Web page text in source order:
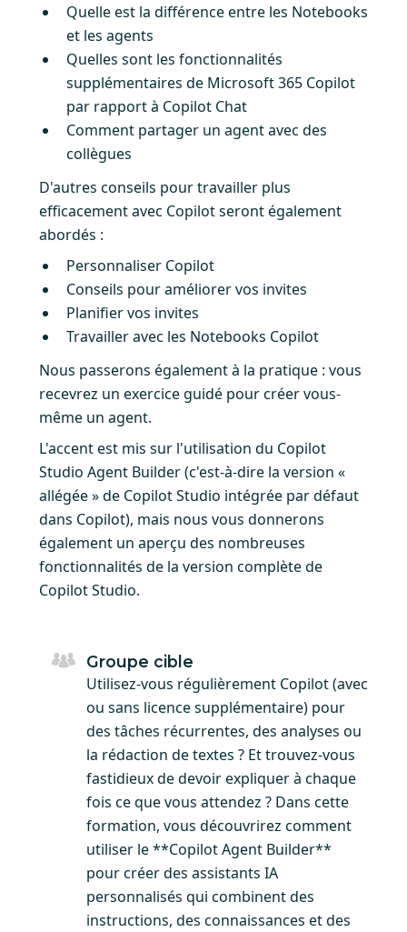
Quelle est la différence entre les Notebooks
et les agents
Quelles sont les fonctionnalités
supplémentaires de Microsoft 365 Copilot
par rapport à Copilot Chat
Comment partager un agent avec des
collègues
D'autres conseils pour travailler plus
efficacement avec Copilot seront également
abordés :
Personnaliser Copilot
Conseils pour améliorer vos invites
Planifier vos invites
Travailler avec les Notebooks Copilot
Nous passerons également à la pratique : vous
recevrez un exercice guidé pour créer vous-
même un agent.
L'accent est mis sur l'utilisation du Copilot
Studio Agent Builder (c'est-à-dire la version «
allégée » de Copilot Studio intégrée par défaut
dans Copilot), mais nous vous donnerons
également un aperçu des nombreuses
fonctionnalités de la version complète de
Copilot Studio.
Groupe cible
Utilisez-vous régulièrement Copilot (avec
ou sans licence supplémentaire) pour
des tâches récurrentes, des analyses ou
la rédaction de textes ? Et trouvez-vous
fastidieux de devoir expliquer à chaque
fois ce que vous attendez ? Dans cette
formation, vous découvrirez comment
utiliser le **Copilot Agent Builder**
pour créer des assistants IA
personnalisés qui combinent des
instructions, des connaissances et des